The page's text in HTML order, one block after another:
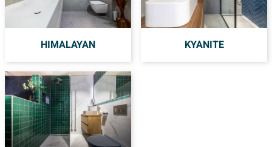
HIMALAYAN KYANITE